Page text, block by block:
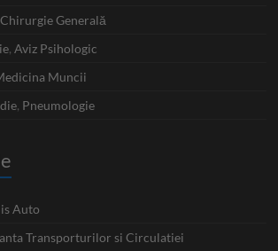
Chirurgie Generală
,Aviz Psihologic
Muncii
, Pneumologie
Auto
Transporturilor si Circulatiei